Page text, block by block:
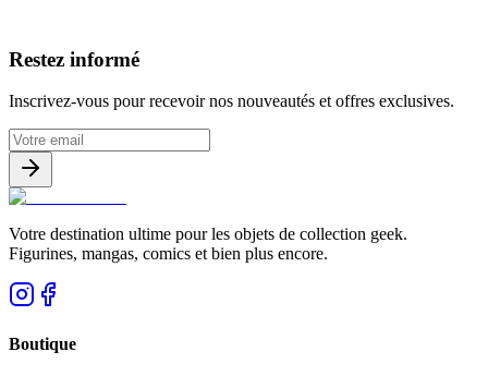
Restez informé
Inscrivez-vous pour recevoir nos nouveautés et offres exclusives.
Votre destination ultime pour les objets de collection geek.
Figurines, mangas, comics et bien plus encore.
Boutique